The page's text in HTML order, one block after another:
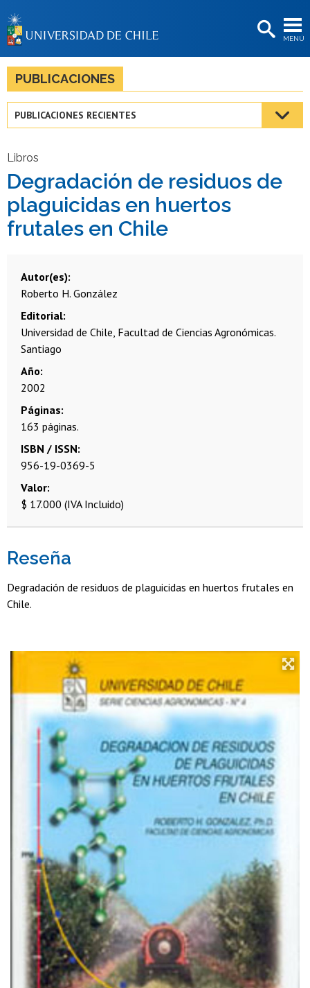
MENÚ
BIBLIOTECAS
LA UNIVERSIDAD
Estudiantes
Funcionarias/os
Egresadas/os
PUBLICACIONES
PUBLICACIONES RECIENTES
Libros
Degradación de residuos de
plaguicidas en huertos
frutales en Chile
Autor(es)
Roberto H. González
Editorial
Universidad de Chile, Facultad de Ciencias Agronómicas.
Santiago
Año
2002
Páginas
163 páginas.
ISBN / ISSN
956-19-0369-5
Valor
$ 17.000 (IVA Incluido)
Reseña
Degradación de residuos de plaguicidas en huertos frutales en
Chile.